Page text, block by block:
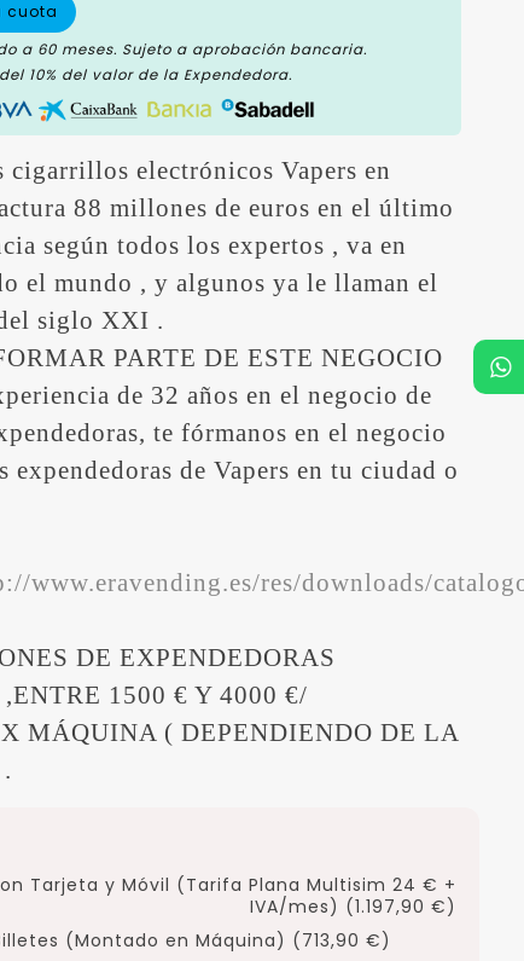
cuota
a 60 meses. Sujeto a aprobación bancaria.
10% del valor de la Expendedora.
cigarrillos electrónicos Vapers en
88 millones de euros en el último
según todos los expertos , va en
el mundo , y algunos ya le llaman el
siglo XXI .
PARTE DE ESTE NEGOCIO
de 32 años en el negocio de
te fórmanos en el negocio
expendedoras de Vapers en tu ciudad o
www.eravending.es/res/downloads/
DE EXPENDEDORAS
1500 € Y 4000 €/
MÁQUINA ( DEPENDIENDO DE LA
Tarjeta y Móvil (Tarifa Plana Multisim 24 € +
IVA/mes) (1.197,90 €)
(Montado en Máquina) (713,90 €)